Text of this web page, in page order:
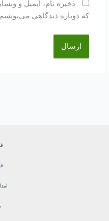
ذخیره نام، ایمیل و
که دوباره دیدگاهی